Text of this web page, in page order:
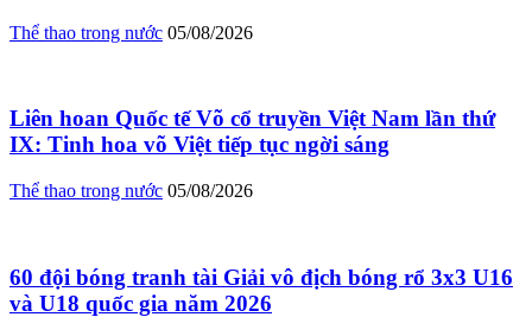
Thể thao trong nước 05/08/2026
Liên hoan Quốc tế Võ cổ truyền Việt Nam lần thứ
IX: Tinh hoa võ Việt tiếp tục ngời sáng
Thể thao trong nước 05/08/2026
60 đội bóng tranh tài Giải vô địch bóng rổ 3x3 U16
và U18 quốc gia năm 2026